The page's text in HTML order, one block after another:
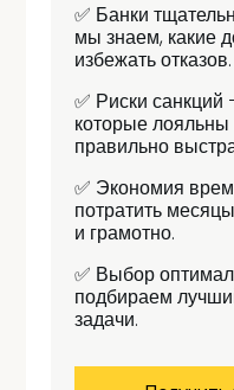
✅ Банки
мы знаем, какие
избежать отказов.
✅ Риски
которые лояльны
правильно
✅ Экономия
потратить
и грамотно.
✅ Выбор
подбираем
задачи.